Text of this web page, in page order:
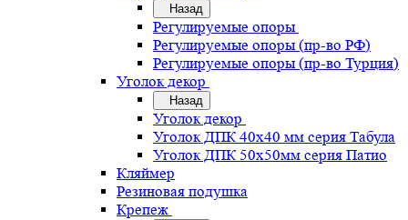
Назад
Регулируемые опоры
Регулируемые опоры (пр-во РФ)
Регулируемые опоры (пр-во Турция)
Уголок декор
Назад
Уголок декор
Уголок ДПК 40х40 мм серия Табула
Уголок ДПК 50х50мм серия Патио
Кляймер
Резиновая подушка
Крепеж